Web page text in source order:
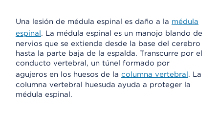
Una lesión de médula espinal es daño a la médula
espinal. La médula espinal es un manojo blando de
nervios que se extiende desde la base del cerebro
hasta la parte baja de la espalda. Transcurre por el
conducto vertebral, un túnel formado por
agujeros en los huesos de la columna vertebral. La
columna vertebral huesuda ayuda a proteger la
médula espinal.